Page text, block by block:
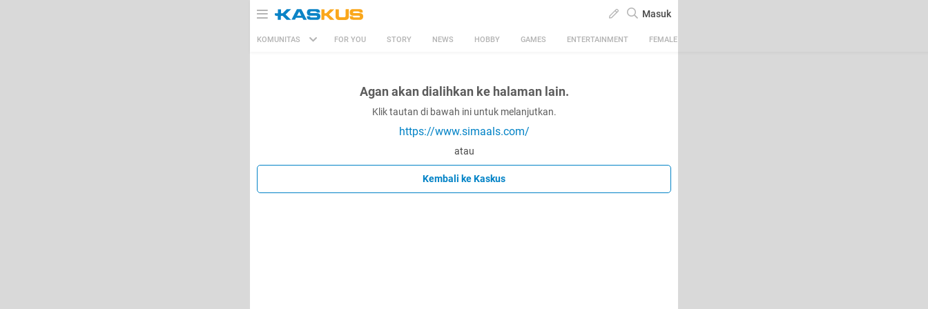
Masuk
KOMUNITAS FOR YOU STORY NEWS HOBBY GAMES ENTERTAINMENT FEMALE
Agan akan dialihkan ke halaman lain.
Klik tautan di bawah ini untuk melanjutkan.
https://www.simaals.com/
atau
Kembali ke Kaskus